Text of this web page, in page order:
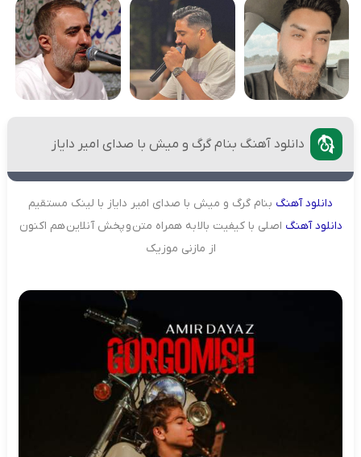
دانلود آهنگ بنام گرگ و میش با صدای امیر دایاز
دانلودآهنگ بنام گرگ و میش با صدای امیر دایاز با لینک مستقیم
دانلودآهنگ اصلی با کیفیت بالا به همراه متن و پخش آنلاین هم اکنون
از مازنی موزیک